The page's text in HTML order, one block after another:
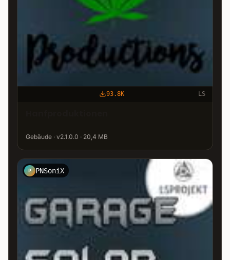
93.8K LS
Gebäude · v2.1.0.0 · 20,4 MB
P PNSoniX